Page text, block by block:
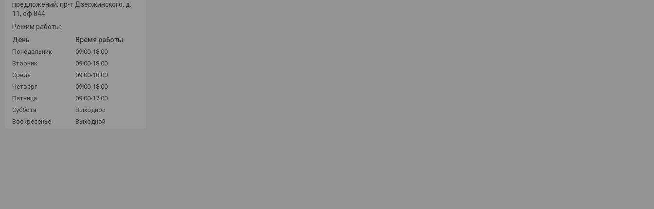
предложений: пр-т Дзержинского, д.
11, оф.844
Режим работы:
День
Время работы
Понедельник
09:00-18:00
Вторник
09:00-18:00
Среда
09:00-18:00
Четверг
09:00-18:00
Пятница
09:00-17:00
Суббота
Выходной
Воскресенье
Выходной